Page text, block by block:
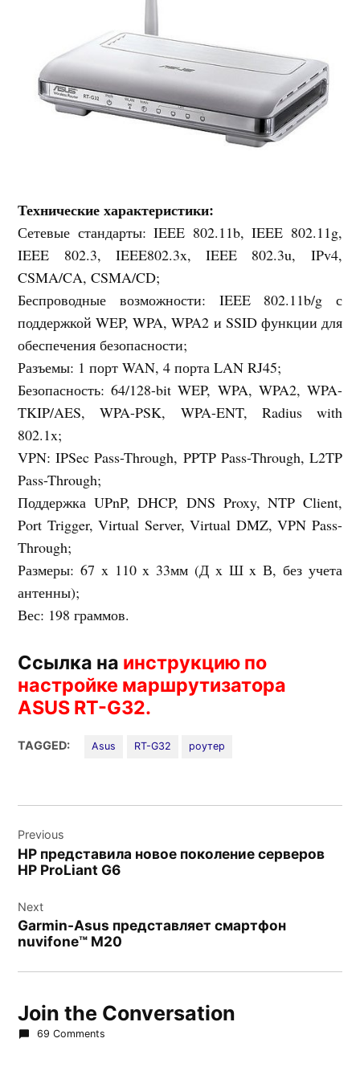
Технические характеристики:
Сетевые стандарты: IEEE 802.11b, IEEE 802.11g,
IEEE 802.3, IEEE802.3x, IEEE 802.3u, IPv4,
CSMA/CA, CSMA/CD;
Беспроводные возможности: IEEE 802.11b/g с
поддержкой WEP, WPA, WPA2 и SSID функции для
обеспечения безопасности;
Разъемы: 1 порт WAN, 4 порта LAN RJ45;
Безопасность: 64/128-bit WEP, WPA, WPA2, WPA-
TKIP/AES, WPA-PSK, WPA-ENT, Radius with
802.1x;
VPN: IPSec Pass-Through, PPTP Pass-Through, L2TP
Pass-Through;
Поддержка UPnP, DHCP, DNS Proxy, NTP Client,
Port Trigger, Virtual Server, Virtual DMZ, VPN Pass-
Through;
Размеры: 67 x 110 x 33мм (Д x Ш x В, без учета
антенны);
Вес: 198 граммов.
Ссылка на инструкцию по
настройке маршрутизатора
ASUS RT-G32.
TAGGED: Asus RT-G32 роутер
по
записям
Previous
HP представила новое поколение серверов
НР ProLiant G6
Next
Garmin-Asus представляет смартфон
nuvifone™ M20
Join the Conversation
69 Comments